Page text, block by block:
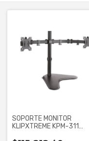
SOPORTE MONITOR
KLIPXTREME KPM-311